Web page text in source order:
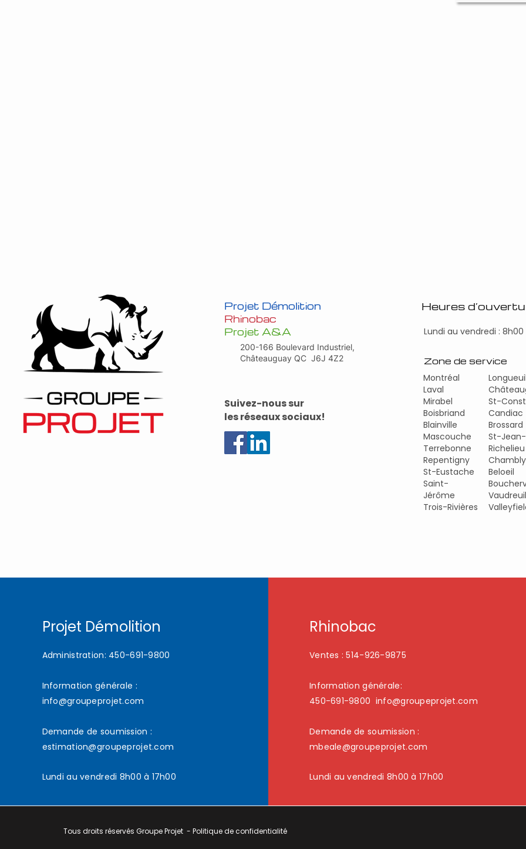
Projet Démolition
Rhinobac
Projet A&A
200-166 Boulevard Industriel,
Châteauguay QC J6J 4Z2
Suivez-nous sur
les réseaux sociaux!
Heures
Lundi au vendredi : 8h00
Zone de service
Montréal
Laval
Mirabel
Boisbriand
Blainville
Mascouche
Terrebonne
Repentigny
St-Eustache
Saint-
Jérôme
Trois-Rivières
St-
Candiac
Brossard
St-
Richelieu
Chambly
Beloeil
Projet Démolition
Administration: 450-691-9800
Information générale :
info@groupeprojet.com
Demande de soumission :
estimation@groupeprojet.com
Lundi au vendredi 8h00 à 17h00
Rhinobac
Ventes : 514-926-9875
Information générale:
450-691-9800 info@groupeprojet.com
Demande de soumission :
mbeale@groupeprojet.com
Lundi au vendredi 8h00 à 17h00
Tous droits réservésGroupe Projet -Politique de confidentialité